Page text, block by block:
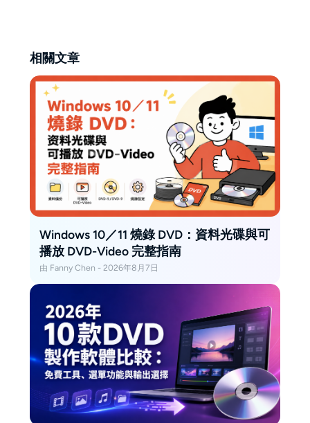
相關文章
Windows 10／11 燒錄 DVD：資料光碟與可
播放 DVD-Video 完整指南
由 Fanny Chen - 2026年8月7日